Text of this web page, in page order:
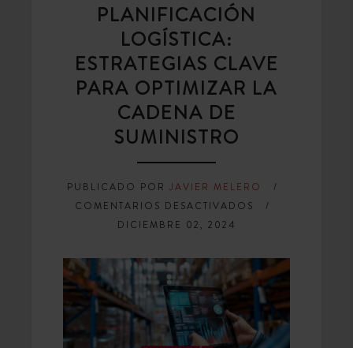
PLANIFICACIÓN
LOGÍSTICA:
ESTRATEGIAS CLAVE
PARA OPTIMIZAR LA
CADENA DE
SUMINISTRO
PUBLICADO POR JAVIER MELERO
COMENTARIOS DESACTIVADOS EN
ESTRATEGIAS
CLAVE
PARA
OPTIMIZAR
LA
DICIEMBRE 02, 2024